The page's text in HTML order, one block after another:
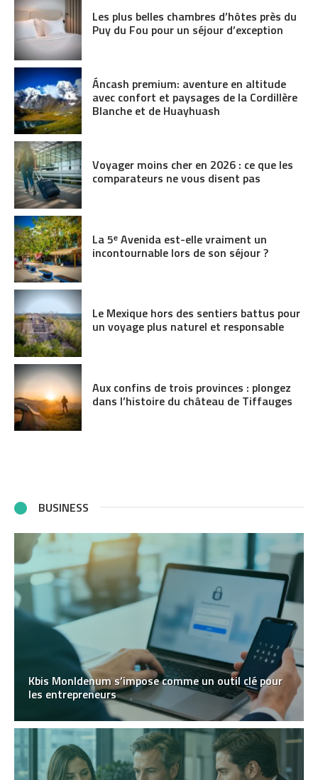
Les plus belles chambres d’hôtes près du
Puy du Fou pour un séjour d’exception
Áncash premium: aventure en altitude
avec confort et paysages de la Cordillère
Blanche et de Huayhuash
Voyager moins cher en 2026 : ce que les
comparateurs ne vous disent pas
La 5ᵉ Avenida est-elle vraiment un
incontournable lors de son séjour ?
Le Mexique hors des sentiers battus pour
un voyage plus naturel et responsable
Aux confins de trois provinces : plongez
dans l’histoire du château de Tiffauges
BUSINESS
Kbis MonIdenum s’impose comme un outil clé pour
les entrepreneurs